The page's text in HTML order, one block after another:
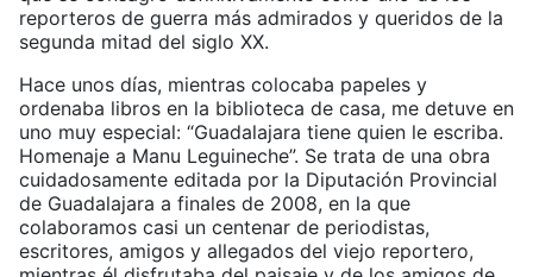
reporteros de guerra más admirados y queridos de la
segunda mitad del siglo XX.
Hace unos días, mientras colocaba papeles y
ordenaba libros en la biblioteca de casa, me detuve en
uno muy especial: “Guadalajara tiene quien le escriba.
Homenaje a Manu Leguineche”. Se trata de una obra
cuidadosamente editada por la Diputación Provincial
de Guadalajara a finales de 2008, en la que
colaboramos casi un centenar de periodistas,
escritores, amigos y allegados del viejo reportero,